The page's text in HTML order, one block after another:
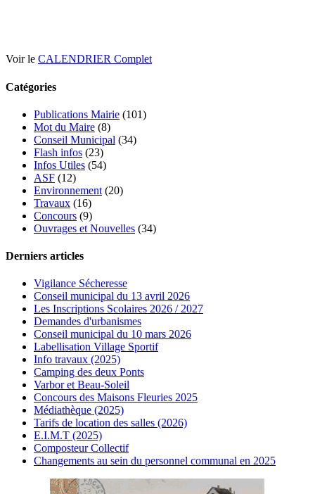
Voir le CALENDRIER Complet
Catégories
Publications Mairie (101)
Mot du Maire (8)
Conseil Municipal (34)
Flash infos (23)
Infos Utiles (54)
ASF (12)
Environnement (20)
Travaux (16)
Concours (9)
Ouvrages et Nouvelles (34)
Derniers articles
Vigilance Sécheresse
Conseil municipal du 13 avril 2026
Les Inscriptions Scolaires 2026 / 2027
Demandes d'urbanismes
Conseil municipal du 10 mars 2026
Labellisation Village Sportif
Info travaux (2025)
Camping des deux Ponts
Varbor et Beau-Soleil
Concours des Maisons Fleuries 2025
Médiathèque (2025)
Tarifs de location des salles (2026)
E.I.M.T (2025)
Composteur Collectif
Changements au sein du personnel communal en 2025